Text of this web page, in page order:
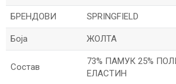
БРЕНДОВИ SPRINGFIELD
Боја ЖОЛТА
Состав
73% ПАМУК 25%
ЕЛАСТИН